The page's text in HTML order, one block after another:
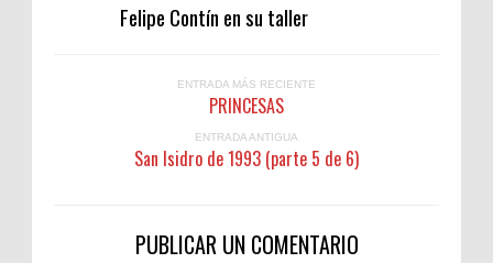
Felipe Contín en su taller
ENTRADA MÁS RECIENTE
PRINCESAS
ENTRADA ANTIGUA
San Isidro de 1993 (parte 5 de 6)
PUBLICAR UN COMENTARIO